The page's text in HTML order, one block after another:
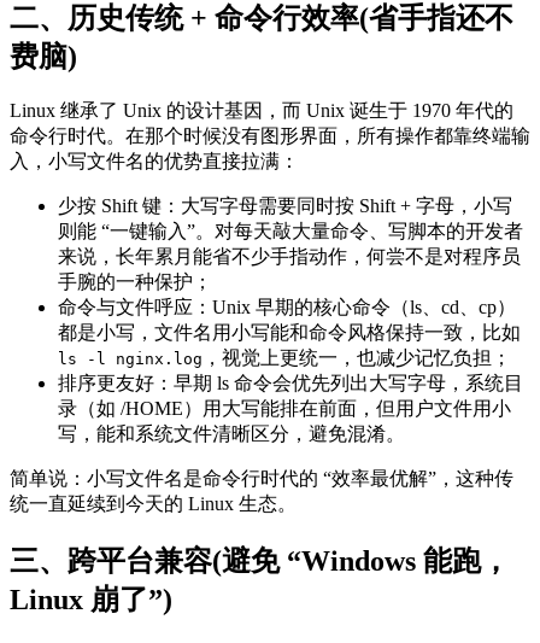
二、历史传统 + 命令行效率(省手指还不
费脑)
Linux 继承了 Unix 的设计基因，而 Unix 诞生于 1970 年代的
命令行时代。在那个时候没有图形界面，所有操作都靠终端输
入，小写文件名的优势直接拉满：
少按 Shift 键：大写字母需要同时按 Shift + 字母，小写
则能 “一键输入”。对每天敲大量命令、写脚本的开发者
来说，长年累月能省不少手指动作，何尝不是对程序员
手腕的一种保护；
命令与文件呼应：Unix 早期的核心命令（ls、cd、cp）
都是小写，文件名用小写能和命令风格保持一致，比如
ls -l nginx.log ，视觉上更统一，也减少记忆负担；
排序更友好：早期 ls 命令会优先列出大写字母，系统目
录（如 /HOME）用大写能排在前面，但用户文件用小
写，能和系统文件清晰区分，避免混淆。
简单说：小写文件名是命令行时代的 “效率最优解”，这种传
统一直延续到今天的 Linux 生态。
三、跨平台兼容(避免 “Windows 能跑，
Linux 崩了”)